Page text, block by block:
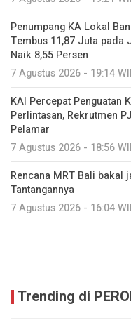
Penumpang KA Lokal
Tembus 11,87 Juta pada
Naik 8,55 Persen
7 Agustus 2026 - 19:14
KAI Percepat Penguatan
Perlintasan, Rekrutmen
Pelamar
7 Agustus 2026 - 18:56
Rencana MRT Bali bakal
Tantangannya
7 Agustus 2026 - 16:04
Trending di